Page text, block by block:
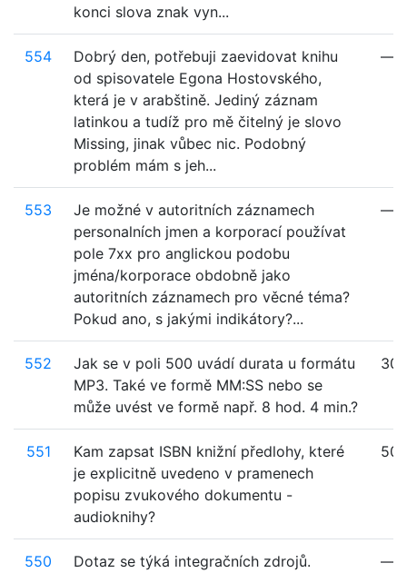
konci slova znak vyn...
554
Dobrý den, potřebuji zaevidovat knihu
od spisovatele Egona Hostovského,
která je v arabštině. Jediný záznam
latinkou a tudíž pro mě čitelný je slovo
Missing, jinak vůbec nic. Podobný
problém mám s jeh...
—
553
Je možné v autoritních záznamech
personalních jmen a korporací používat
pole 7xx pro anglickou podobu
jména/korporace obdobně jako
autoritních záznamech pro věcné téma?
Pokud ano, s jakými indikátory?...
—
552
Jak se v poli 500 uvádí durata u formátu
MP3. Také ve formě MM:SS nebo se
může uvést ve formě např. 8 hod. 4 min.?
300
551
Kam zapsat ISBN knižní předlohy, které
je explicitně uvedeno v pramenech
popisu zvukového dokumentu -
audioknihy?
550
Dotaz se týká integračních zdrojů.
—